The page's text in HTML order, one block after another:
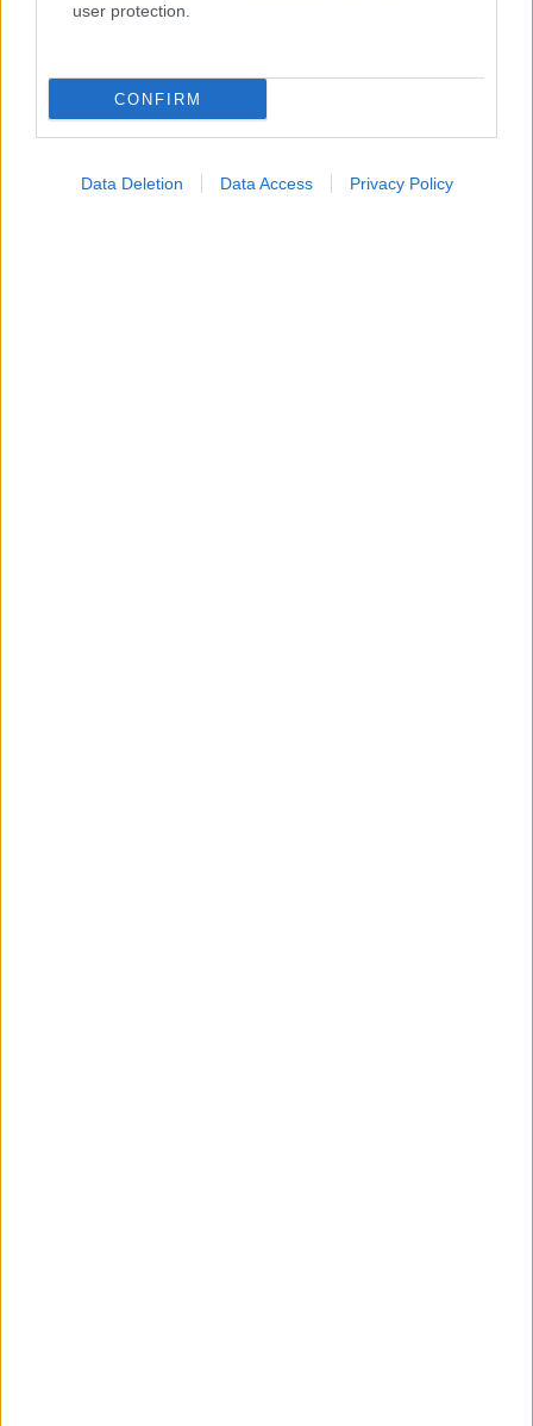
user protection.
CONFIRM
Data Deletion Data Access Privacy Policy